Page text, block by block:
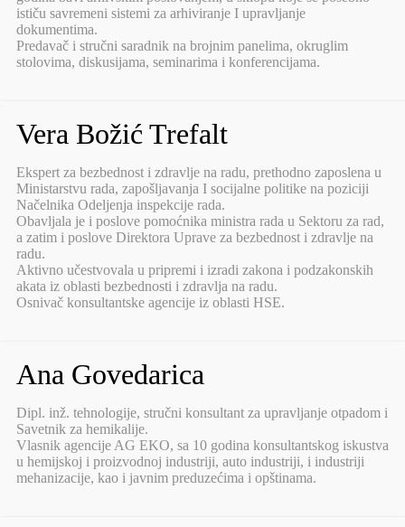
ističu savremeni sistemi za arhiviranje I upravljanje
dokumentima.
Predavač i stručni saradnik na brojnim panelima, okruglim
stolovima, diskusijama, seminarima i konferencijama.
Vera Božić Trefalt
Ekspert za bezbednost i zdravlje na radu, prethodno zaposlena u
Ministarstvu rada, zapošljavanja I socijalne politike na poziciji
Načelnika Odeljenja inspekcije rada.
Obavljala je i poslove pomoćnika ministra rada u Sektoru za rad,
a zatim i poslove Direktora Uprave za bezbednost i zdravlje na
radu.
Aktivno učestvovala u pripremi i izradi zakona i podzakonskih
akata iz oblasti bezbednosti i zdravlja na radu.
Osnivač konsultantske agencije iz oblasti HSE.
Ana Govedarica
Dipl. inž. tehnologije, stručni konsultant za upravljanje otpadom i
Savetnik za hemikalije.
Vlasnik agencije AG EKO, sa 10 godina konsultantskog iskustva
u hemijskoj i proizvodnoj industriji, auto industriji, i industriji
mehanizacije, kao i javnim preduzećima i opštinama.